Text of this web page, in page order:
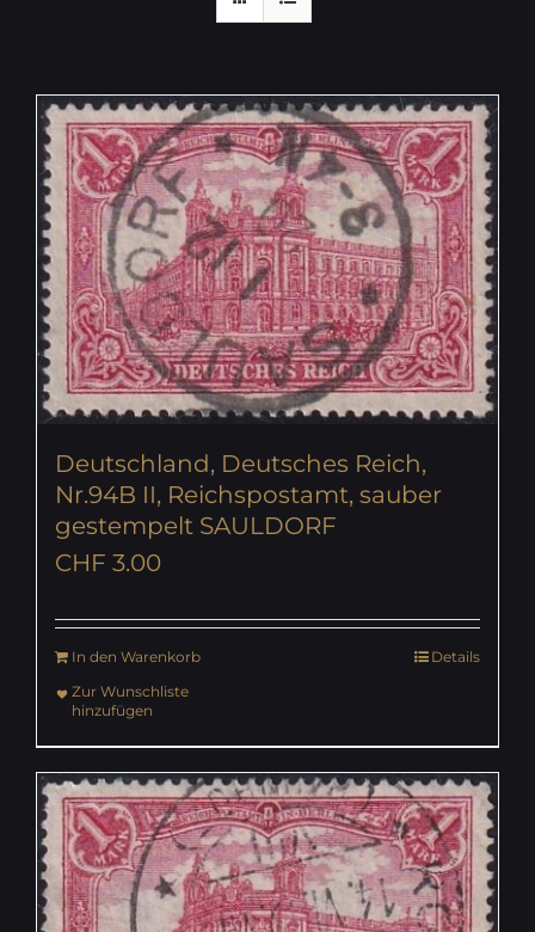
Deutschland, Deutsches Reich,
Nr.94B II, Reichspostamt, sauber
gestempelt SAULDORF
CHF 3.00
In den Warenkorb
Details
Zur Wunschliste
hinzufügen